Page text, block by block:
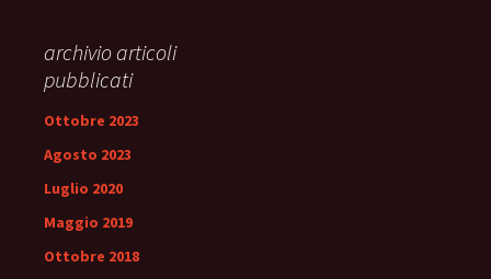
archivio articoli
pubblicati
Ottobre 2023
Agosto 2023
Luglio 2020
Maggio 2019
Ottobre 2018